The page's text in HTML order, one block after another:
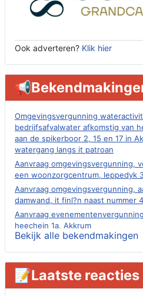
Ook adverteren? Klik hier
Omgevingsvergunning
bedrijfsafvalwater afkomstig van
aan de spikerboor 2, 15 en 17 in
watergang langs it patroan
Aanvraag omgevingsvergunning,
een woonzorgcentrum, leppedyk
Aanvraag omgevingsvergunning,
damwand, it finl?n naast nummer
Aanvraag
heechein 1a, Akkrum
Verlening omgevingsvergunning,
ruimte 02-10 t/m 02-11-2026,
Aanvraag omgevingsvergunning,
ruimte 02-10 t/m 02-11-2026,
Verlenging beslistermijn aanvraag
Bekijk alle bekendmakingen
📝Laatste reacties